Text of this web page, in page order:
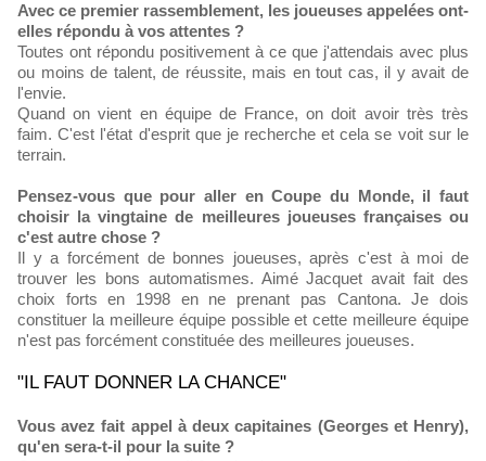
Avec ce premier rassemblement, les joueuses appelées ont-
elles répondu à vos attentes ?
Toutes ont répondu positivement à ce que j'attendais avec plus
ou moins de talent, de réussite, mais en tout cas, il y avait de
l'envie.
Quand on vient en équipe de France, on doit avoir très très
faim. C'est l'état d'esprit que je recherche et cela se voit sur le
terrain.
Pensez-vous que pour aller en Coupe du Monde, il faut
choisir la vingtaine de meilleures joueuses françaises ou
c'est autre chose ?
Il y a forcément de bonnes joueuses, après c'est à moi de
trouver les bons automatismes. Aimé Jacquet avait fait des
choix forts en 1998 en ne prenant pas Cantona. Je dois
constituer la meilleure équipe possible et cette meilleure équipe
n'est pas forcément constituée des meilleures joueuses.
"IL FAUT DONNER LA CHANCE"
Vous avez fait appel à deux capitaines (Georges et Henry),
qu'en sera-t-il pour la suite ?